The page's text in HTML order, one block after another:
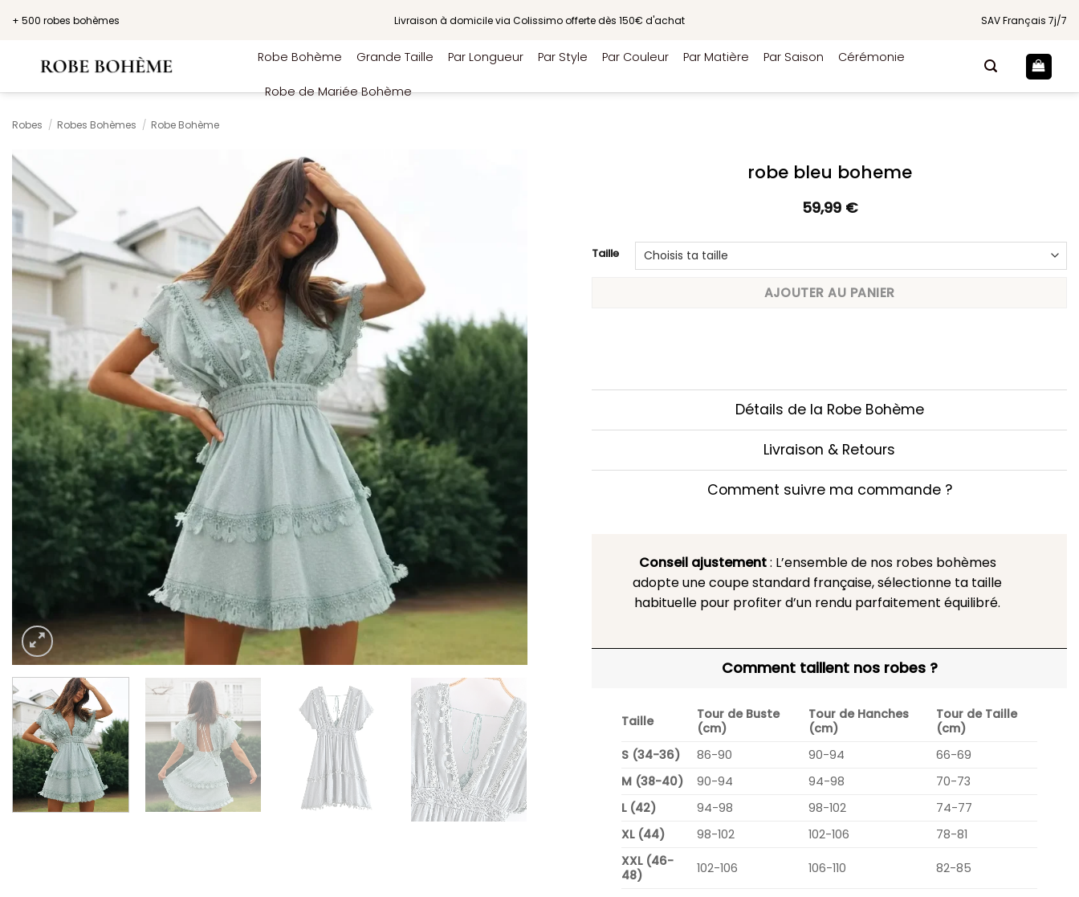
+ 500 robes bohèmes Livraison à domicile via Colissimo offerte dès 150€ d'achat SAV Français 7j/7
Robe Bohème Grande Taille Par Longueur Par Style Par Couleur Par Matière Par Saison Cérémonie
Robe de Mariée Bohème
Robes / Robes Bohèmes / Robe Bohème
robe bleu boheme
59,99 €
Taille
AJOUTER AU PANIER
Détails de la Robe Bohème
Livraison & Retours
Comment suivre ma commande ?
Conseil ajustement: L’ensemble de nos robes bohèmes
adopte une coupe standard française, sélectionne ta taille
habituelle pour profiter d’un rendu parfaitement équilibré.
Comment taillent nos robes ?
Taille
Tour de Buste
(cm)
Tour de Hanches
(cm)
Tour de Taille
(cm)
S (34-36)
86-90 90-94
66-69
M (38-40)
90-94 94-98
70-73
L (42)
94-98 98-102
74-77
XL (44)
98-102 102-106
78-81
XXL (46-
48)
102-106 106-110 82-85